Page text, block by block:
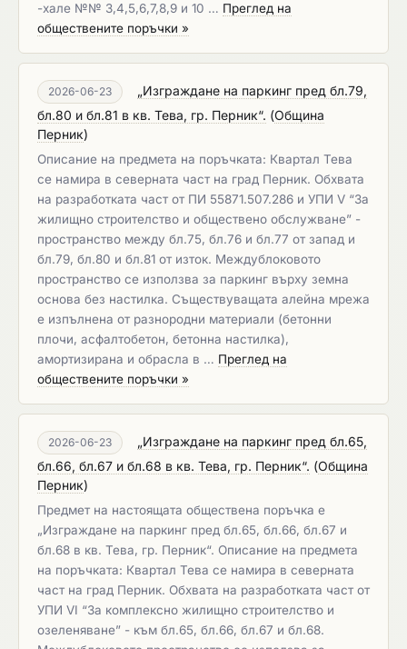
-хале №№ 3,4,5,6,7,8,9 и 10 … Преглед на
обществените поръчки »
2026-06-23
„Изграждане на паркинг пред бл.79,
бл.80 и бл.81 в кв. Тева, гр. Перник“. (Община
Перник)
Описание на предмета на поръчката: Квартал Тева
се намира в северната част на град Перник. Обхвата
на разработката част от ПИ 55871.507.286 и УПИ V “За
жилищно строителство и обществено обслужване” -
пространство между бл.75, бл.76 и бл.77 от запад и
бл.79, бл.80 и бл.81 от изток. Междублоковото
пространство се използва за паркинг върху земна
основа без настилка. Съществуващата алейна мрежа
е изпълнена от разнородни материали (бетонни
плочи, асфалтобетон, бетонна настилка),
амортизирана и обрасла в … Преглед на
обществените поръчки »
2026-06-23
„Изграждане на паркинг пред бл.65,
бл.66, бл.67 и бл.68 в кв. Тева, гр. Перник“. (Община
Перник)
Предмет на настоящата обществена поръчка е
„Изграждане на паркинг пред бл.65, бл.66, бл.67 и
бл.68 в кв. Тева, гр. Перник“. Описание на предмета
на поръчката: Квартал Тева се намира в северната
част на град Перник. Обхвата на разработката част от
УПИ VI “За комплексно жилищно строителство и
озеленяване” - към бл.65, бл.66, бл.67 и бл.68.